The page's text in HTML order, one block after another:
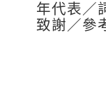
年代表／
致謝／參